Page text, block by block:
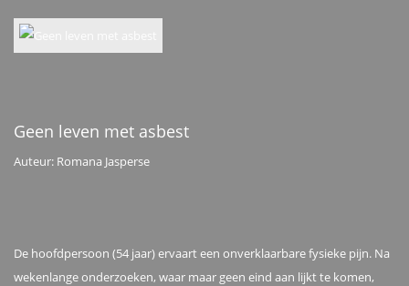
Geen leven met asbest
Auteur: Romana Jasperse
De hoofdpersoon (54 jaar) ervaart een onverklaarbare fysieke pijn. Na
wekenlange onderzoeken, waar maar geen eind aan lijkt te komen,